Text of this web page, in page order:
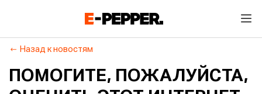
Назад к новостям
ПОМОГИТЕ, ПОЖАЛУЙСТА,